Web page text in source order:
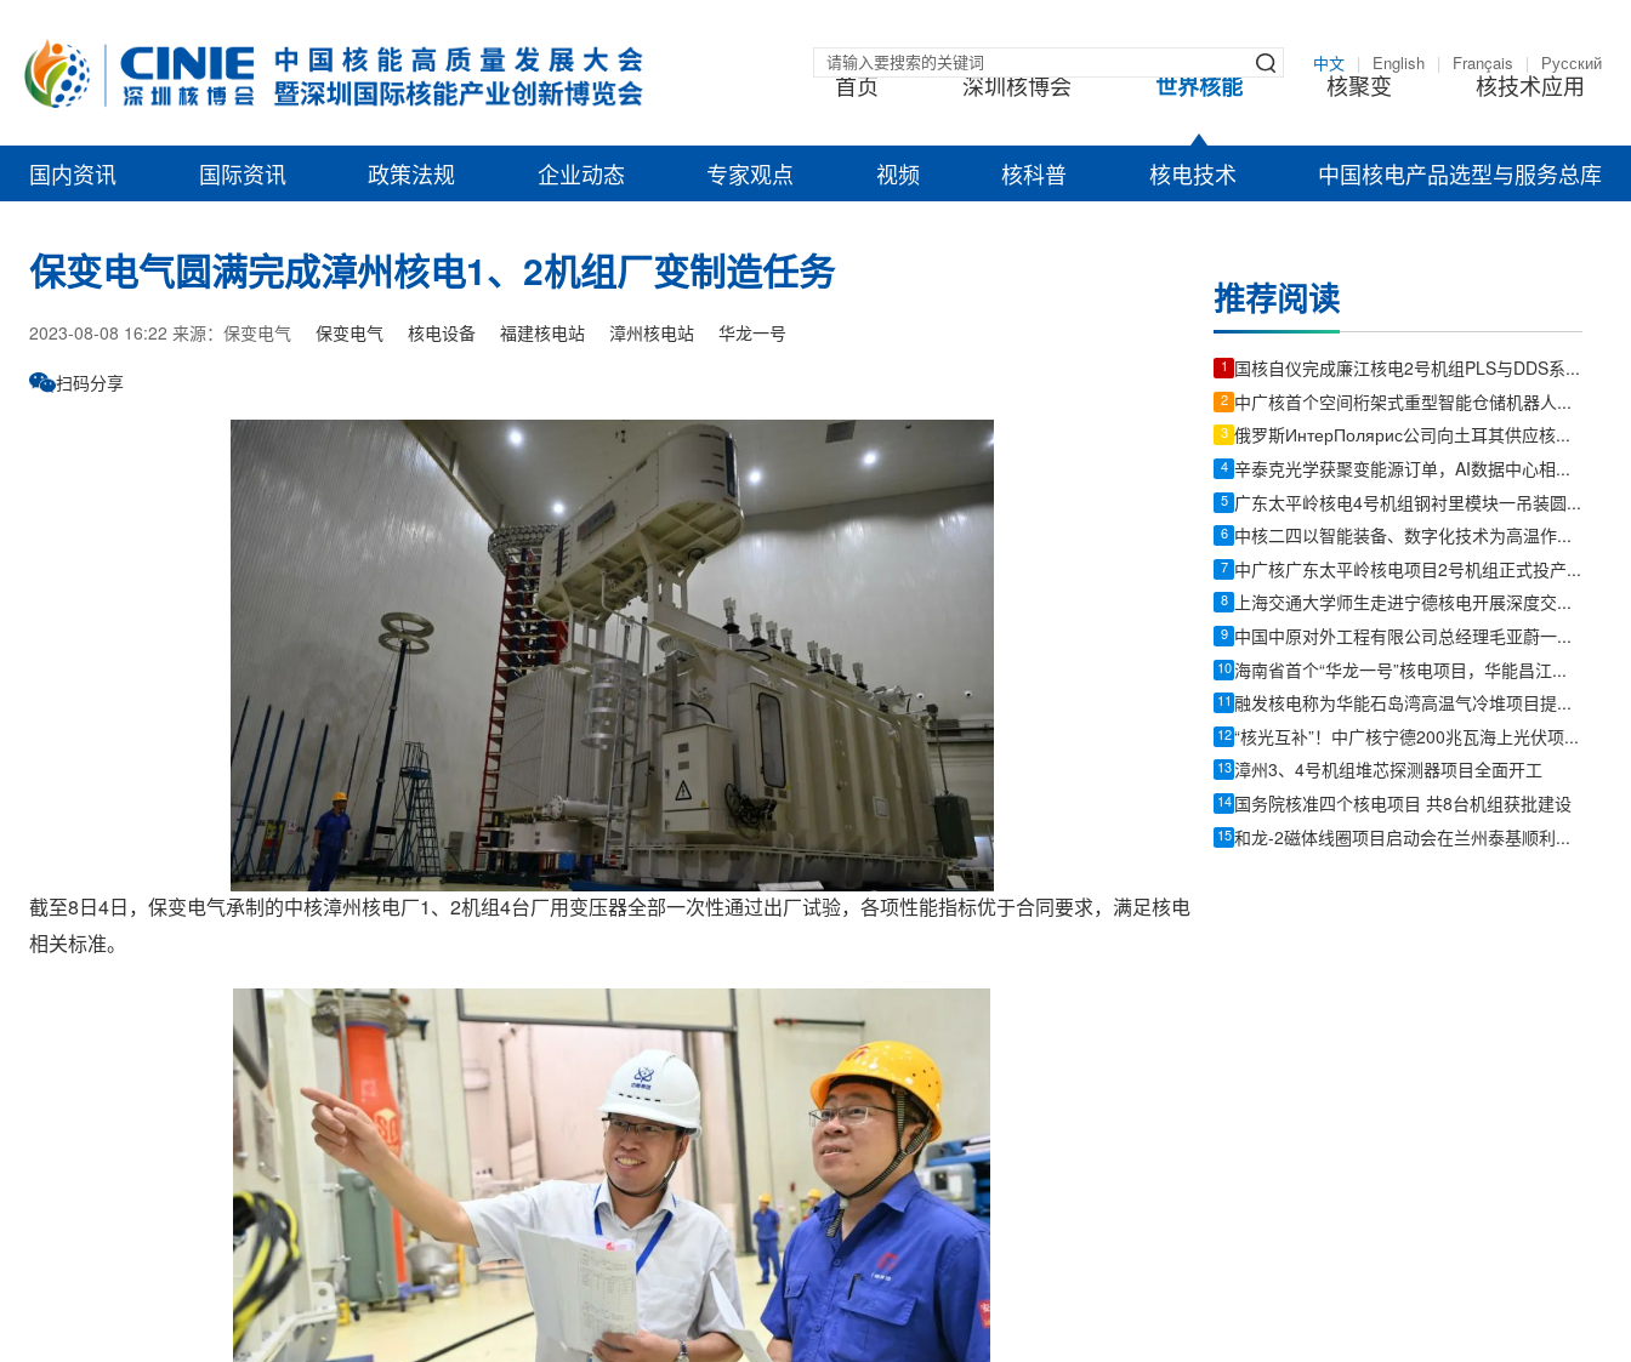
中文 English Français Русский
首页 深圳核博会 世界核能 核聚变 核技术应用
国内资讯 国际资讯 政策法规 企业动态 专家观点 视频 核科普 核电技术 中国核电产品选型与服务总库
保变电气圆满完成漳州核电1、2机组厂变制造任务
2023-08-08 16:22 来源：保变电气 保变电气 核电设备 福建核电站 漳州核电站 华龙一号
扫码分享
截至8日4日，保变电气承制的中核漳州核电厂1、2机组4台厂用变压器全部一次性通过出厂试验，各项性能指标优于合同要求，满足核电
相关标准。
推荐阅读
1 国核自仪完成廉江核电2号机组PLS与DDS系统首批机柜发运
2 中广核首个空间桁架式重型智能仓储机器人在宁德核电项目试点
3 俄罗斯ИнтерПолярис公司向土耳其供应核电站球形阀
4 辛泰克光学获聚变能源订单，AI数据中心相关订单总额超400万美元
5 广东太平岭核电4号机组钢衬里模块一吊装圆满收官
6 中核二四以智能装备、数字化技术为高温作业减负降温
7 中广核广东太平岭核电项目2号机组正式投产发电
8 上海交通大学师生走进宁德核电开展深度交流研学
9 中国中原对外工程有限公司总经理毛亚蔚一行来哈尔滨工程大学调研
10 海南省首个“华龙一号”核电项目，华能昌江核电二期项目3号机组并网发电
11 融发核电称为华能石岛湾高温气冷堆项目提供常规岛锻件
12 “核光互补”！中广核宁德200兆瓦海上光伏项目全容量并网发电
13 漳州3、4号机组堆芯探测器项目全面开工
14 国务院核准四个核电项目 共8台机组获批建设
15 和龙-2磁体线圈项目启动会在兰州泰基顺利召开